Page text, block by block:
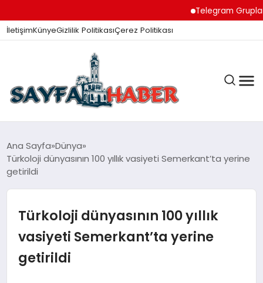
Telegram Grupları ile
İletişimKünyeGizlilik PolitikasıÇerez Politikası
ANA SAYFA
GÜNDEM
İZMIR HABERLERI
Ana Sayfa Dünya
Türkoloji dünyasının 100 yıllık vasiyeti Semerkant’ta yerine
getirildi
Türkoloji dünyasının 100 yıllık
vasiyeti Semerkant’ta yerine
getirildi